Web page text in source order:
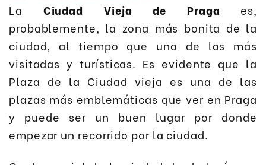
La Ciudad Vieja de Praga es,
probablemente, la zona más bonita de la
ciudad, al tiempo que una de las más
visitadas y turísticas. Es evidente que la
Plaza de la Ciudad vieja es una de las
plazas más emblemáticas que ver en Praga
y puede ser un buen lugar por donde
empezar un recorrido por la ciudad.